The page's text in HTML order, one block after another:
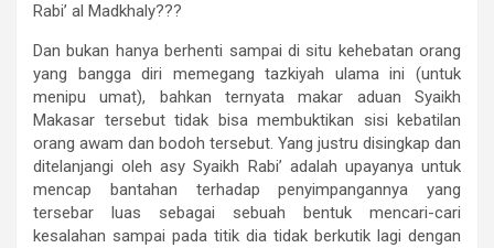
Rabi’ al Madkhaly???
Dan bukan hanya berhenti sampai di situ kehebatan orang
yang bangga diri memegang tazkiyah ulama ini (untuk
menipu umat), bahkan ternyata makar aduan Syaikh
Makasar tersebut tidak bisa membuktikan sisi kebatilan
orang awam dan bodoh tersebut. Yang justru disingkap dan
ditelanjangi oleh asy Syaikh Rabi’ adalah upayanya untuk
mencap bantahan terhadap penyimpangannya yang
tersebar luas sebagai sebuah bentuk mencari-cari
kesalahan sampai pada titik dia tidak berkutik lagi dengan